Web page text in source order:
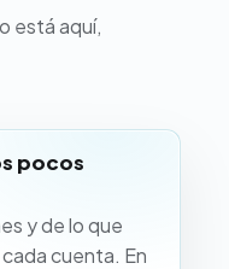
está aquí,
pocos
y de lo que
cuenta. En